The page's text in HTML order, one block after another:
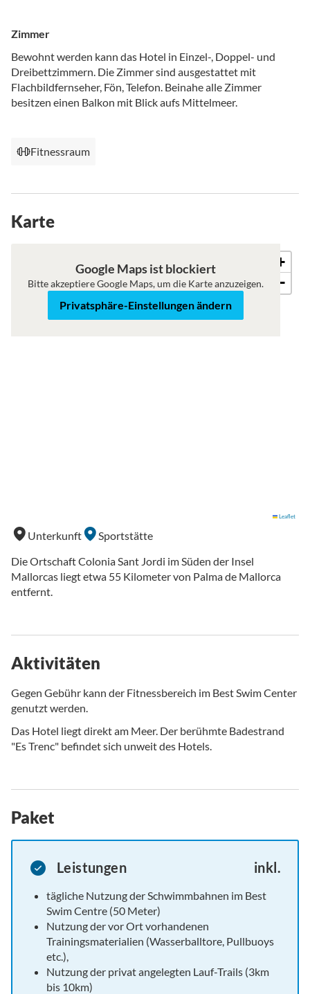
Zimmer
Bewohnt werden kann das Hotel in Einzel-, Doppel- und
Dreibettzimmern. Die Zimmer sind ausgestattet mit
Flachbildfernseher, Fön, Telefon. Beinahe alle Zimmer
besitzen einen Balkon mit Blick aufs Mittelmeer.
Fitnessraum
Karte
Roadmap Satellit
+
−
Leaflet
Google Maps ist blockiert
Bitte akzeptiere Google Maps, um die Karte anzuzeigen.
Privatsphäre-Einstellungen ändern
Unterkunft
Sportstätte
Die Ortschaft Colonia Sant Jordi im Süden der Insel
Mallorcas liegt etwa 55 Kilometer von Palma de Mallorca
entfernt.
Aktivitäten
Gegen Gebühr kann der Fitnessbereich im Best Swim Center
genutzt werden.
Das Hotel liegt direkt am Meer. Der berühmte Badestrand
"Es Trenc" befindet sich unweit des Hotels.
Paket
Leistungen inkl.
tägliche Nutzung der Schwimmbahnen im Best
Swim Centre (50 Meter)
Nutzung der vor Ort vorhandenen
Trainingsmaterialien (Wasserballtore, Pullbuoys
etc.),
Nutzung der privat angelegten Lauf-Trails (3km
bis 10km)